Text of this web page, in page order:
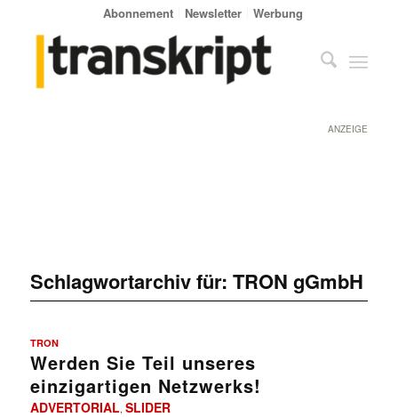
Abonnement Newsletter Werbung
ANZEIGE
Schlagwortarchiv für: TRON gGmbH
TRON
Werden Sie Teil unseres
einzigartigen Netzwerks!
ADVERTORIAL SLIDER